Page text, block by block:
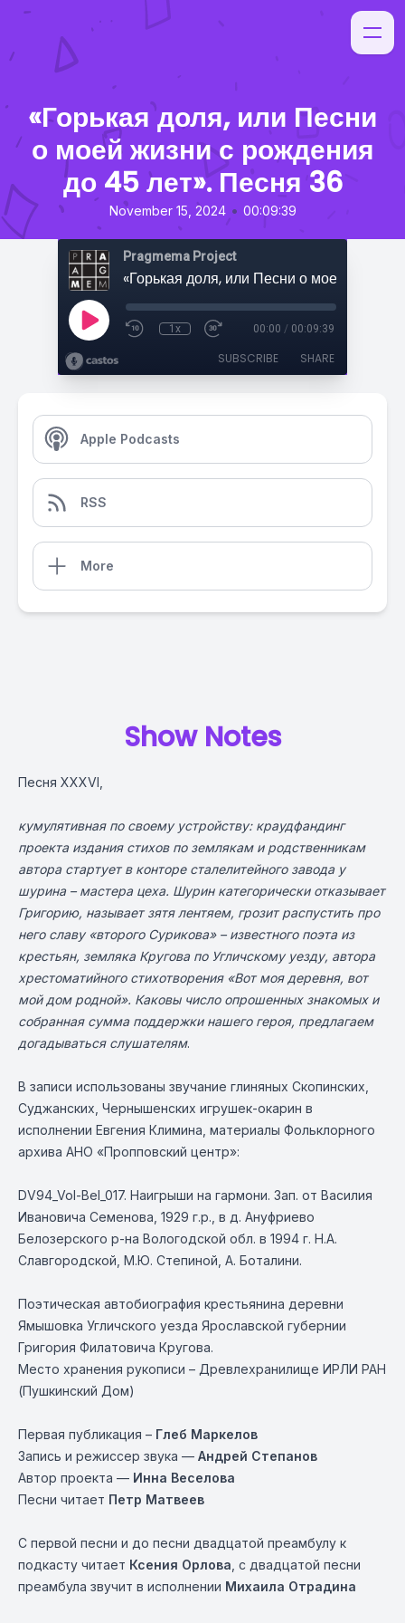
«Горькая доля, или Песни
о моей жизни с рождения
до 45 лет». Песня 36
November 15, 2024 • 00:09:39
Pragmema Project
1x 00:00 / 00:09:39
SUBSCRIBE SHARE
Apple Podcasts
RSS
More
Show Notes
Песня XXXVI,
кумулятивная по своему устройству: краудфандинг
проекта издания стихов по землякам и родственникам
автора стартует в конторе сталелитейного завода у
шурина – мастера цеха. Шурин категорически отказывает
Григорию, называет зятя лентяем, грозит распустить про
него славу «второго Сурикова» – известного поэта из
крестьян, земляка Кругова по Угличскому уезду, автора
хрестоматийного стихотворения «Вот моя деревня, вот
мой дом родной». Каковы число опрошенных знакомых и
собранная сумма поддержки нашего героя, предлагаем
догадываться слушателям.
В записи использованы звучание глиняных Скопинских,
Суджанских, Чернышенских игрушек-окарин в
исполнении Евгения Климина, материалы Фольклорного
архива АНО «Пропповский центр»:
DV94_Vol-Bel_017. Наигрыши на гармони. Зап. от Василия
Ивановича Семенова, 1929 г.р., в д. Ануфриево
Белозерского р-на Вологодской обл. в 1994 г. Н.А.
Славгородской, М.Ю. Степиной, А. Боталини.
Поэтическая автобиография крестьянина деревни
Ямышовка Угличского уезда Ярославской губернии
Григория Филатовича Кругова.
Место хранения рукописи – Древлехранилище ИРЛИ РАН
(Пушкинский Дом)
Первая публикация – Глеб Маркелов
Запись и режиссер звука — Андрей Степанов
Автор проекта — Инна Веселова
Песни читает Петр Матвеев
С первой песни и до песни двадцатой преамбулу к
подкасту читает Ксения Орлова , с двадцатой песни
преамбула звучит в исполнении Михаила Отрадина